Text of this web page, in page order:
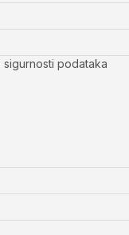
podataka